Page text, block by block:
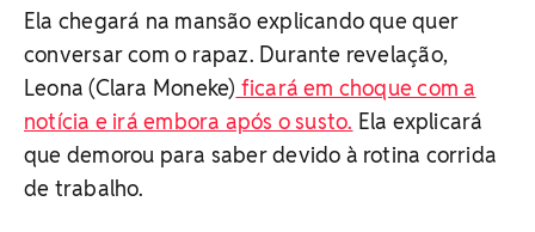
Ela chegará na mansão explicando que quer
conversar com o rapaz. Durante revelação,
Leona (Clara Moneke) ficará em choque com a
notícia e irá embora após o susto. Ela explicará
que demorou para saber devido à rotina corrida
de trabalho.